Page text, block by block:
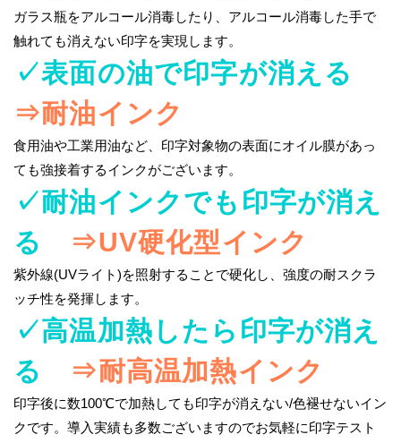
ガラス瓶をアルコール消毒したり、アルコール消毒した手で
触れても消えない印字を実現します。
✓表面の油で印字が消える
⇒耐油インク
食用油や工業用油など、印字対象物の表面にオイル膜があっ
ても強接着するインクがございます。
✓耐油インクでも印字が消え
る
⇒UV硬化型インク
紫外線(UVライト)を照射することで硬化し、強度の耐スクラ
ッチ性を発揮します。
✓高温加熱したら印字が消え
る
⇒耐高温加熱インク
印字後に数100℃で加熱しても印字が消えない/色褪せないイン
クです。導入実績も多数ございますのでお気軽に印字テスト